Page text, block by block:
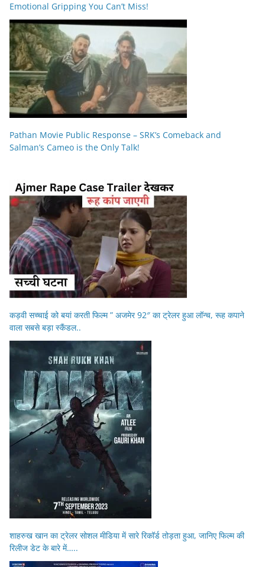
Emotional Gripping You Can’t Miss!
Pathan Movie Public Response – SRK’s Comeback and
Salman’s Cameo is the Only Talk!
कड़वी सच्चाई को बयां करती फिल्म ” अजमेर 92″ का ट्रेलर हुआ लॉन्च, रूह कपाने
वाला सबसे बड़ा स्कैंडल..
शाहरुख खान का ट्रेलर सोशल मीडिया में सारे रिकॉर्ड तोड़ता हुआ, जानिए फिल्म की
रिलीज डेट के बारे में…..